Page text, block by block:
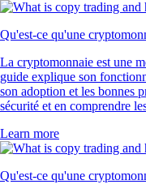
Qu'est-ce qu'une
La cryptomonnaie est une
guide explique son
son adoption et les bonnes
sécurité et en comprendre
Learn more
Qu'est-ce qu'une